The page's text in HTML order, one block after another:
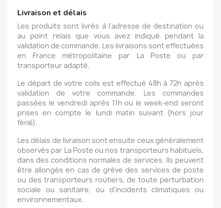
Livraison et délais
Les produits sont livrés à l'adresse de destination ou
au point relais que vous avez indiqué pendant la
validation de commande. Les livraisons sont effectuées
en France métropolitaine par La Poste ou par
transporteur adapté.
Le départ de votre colis est effectué 48h à 72h après
validation de votre commande. Les commandes
passées le vendredi après 11h ou le week-end seront
prises en compte le lundi matin suivant (hors jour
férié).
Les délais de livraison sont ensuite ceux généralement
observés par La Poste ou nos transporteurs habituels,
dans des conditions normales de services. Ils peuvent
être allongés en cas de grève des services de poste
ou des transporteurs routiers, de toute perturbation
sociale ou sanitaire, ou d'incidents climatiques ou
environnementaux.